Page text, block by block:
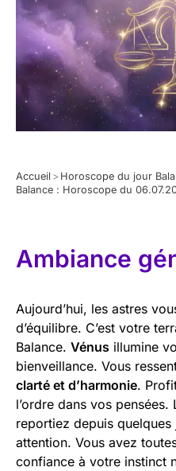
Accueil > Horoscope du jour
Balance : Horoscope du
Ambiance
Aujourd’hui, les astres
d’équilibre. C’est votre
Balance. Vénus illumine
bienveillance. Vous
clarté et d’harmonie.
l’ordre dans vos
reportiez depuis
attention. Vous avez
confiance à votre instinct